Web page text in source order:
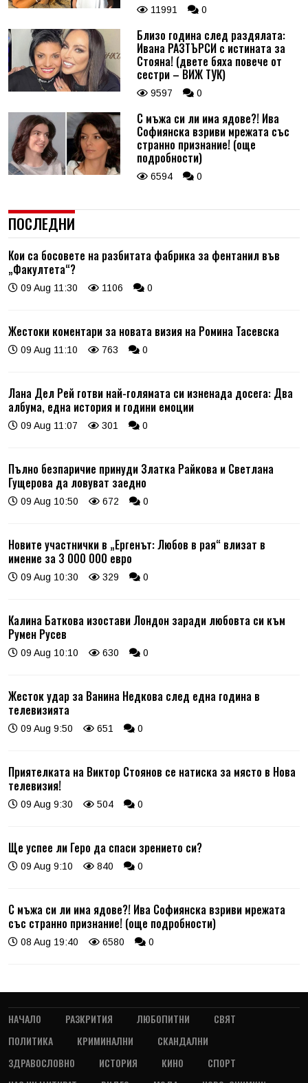
11991 0
Близо година след раздялата:
Ивана РАЗТЪРСИ с истината за
Стояна! (двете бяха повече от
сестри – ВИЖ ТУК)
9597 0
С мъжа си ли има ядове?! Ива
Софиянска взриви мрежата със
странно признание! (още
подробности)
6594 0
ПОСЛЕДНИ
Кои са босовете на разбитата фабрика за фентанил във
„Факултета“?
09 Aug 11:30 1106 0
Жестоки коментари за новата визия на Ромина Тасевска
09 Aug 11:10 763 0
Лана Дел Рей готви най-голямата си изненада досега: Два
албума, една история и години емоции
09 Aug 11:07 301 0
Пълно безпаричие принуди Златка Райкова и Светлана
Гущерова да ловуват заедно
09 Aug 10:50 672 0
Новите участнички в „Ергенът: Любов в рая“ влизат в
имение за 3 000 000 евро
09 Aug 10:30 329 0
Калина Баткова изостави Лондон заради любовта си към
Румен Русев
09 Aug 10:10 630 0
Жесток удар за Ванина Недкова след една година в
телевизията
09 Aug 9:50 651 0
Приятелката на Виктор Стоянов се натиска за място в Нова
телевизия!
09 Aug 9:30 504 0
Ще успее ли Геро да спаси зрението си?
09 Aug 9:10 840 0
С мъжа си ли има ядове?! Ива Софиянска взриви мрежата
със странно признание! (още подробности)
08 Aug 19:40 6580 0
НАЧАЛО РАЗКРИТИЯ ЛЮБОПИТНИ
СВЯТ
ПОЛИТИКА
КРИМИНАЛНИ
СКАНДАЛНИ
ЗДРАВОСЛОВНО
ИСТОРИЯ КИНО
СПОРТ